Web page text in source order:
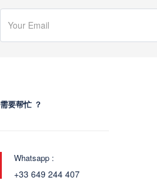
需要帮忙 ？
Whatsapp :
+33 649 244 407